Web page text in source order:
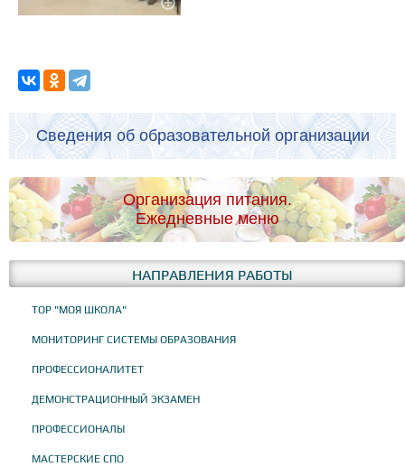
Сведения об образовательной организации
Организация питания.
Ежедневные меню
НАПРАВЛЕНИЯ РАБОТЫ
ТОР "МОЯ ШКОЛА"
МОНИТОРИНГ СИСТЕМЫ ОБРАЗОВАНИЯ
ПРОФЕССИОНАЛИТЕТ
ДЕМОНСТРАЦИОННЫЙ ЭКЗАМЕН
ПРОФЕССИОНАЛЫ
МАСТЕРСКИЕ СПО